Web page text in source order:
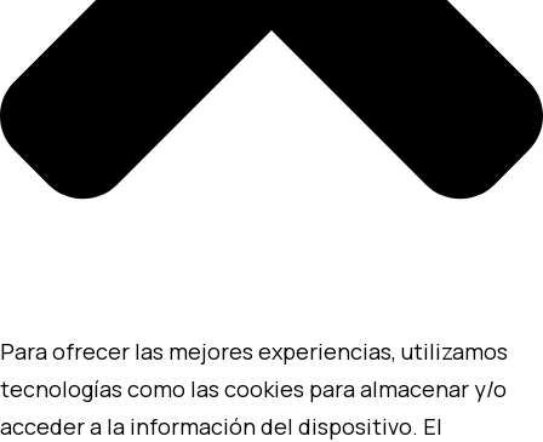
Para ofrecer las mejores experiencias, utilizamos
tecnologías como las cookies para almacenar y/o
acceder a la información del dispositivo. El